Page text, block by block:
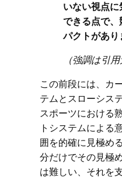
いない視点
できる点で、
パクトがあり
（強調は引
この前段には、カ
テムとスローシス
スポーツにおける
トシステムによる
囲を的確に見極め
分だけでその見極
は難しい、それを